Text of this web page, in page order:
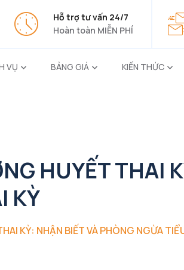
Hỗ trợ tư vấn 24/7
Hoàn toàn MIỄN PHÍ
VỤ BẢNG GIÁ KIẾN THỨC
HUYẾT THAI
KỲ
KỲ: NHẬN BIẾT VÀ PHÒNG NGỪA